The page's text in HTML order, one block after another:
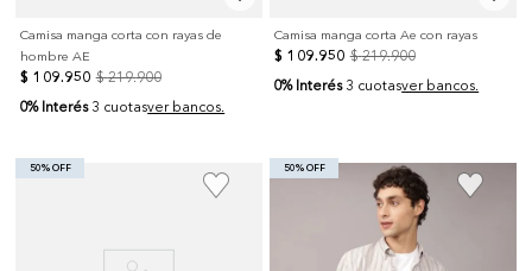
Camisa manga corta con rayas de
hombre AE
$ 109.950 $ 219.900
0% Interés 3 cuotasver bancos.
Camisa manga corta Ae con rayas
$ 109.950 $ 219.900
0% Interés 3 cuotasver bancos.
50% OFF 50% OFF